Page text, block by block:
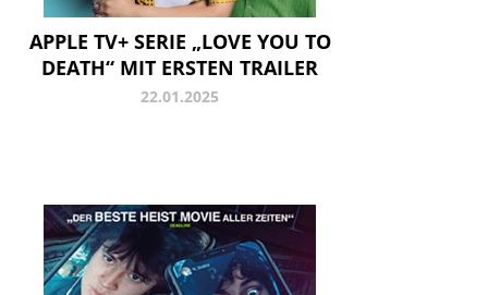
APPLE TV+ SERIE „LOVE YOU TO
DEATH“ MIT ERSTEN TRAILER
22.01.2025